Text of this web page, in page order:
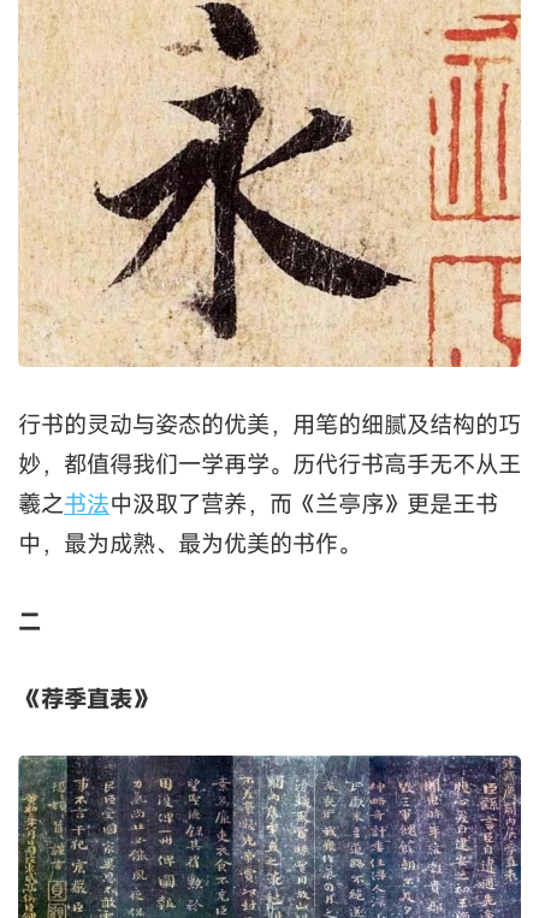
行书的灵动与姿态的优美，用笔的细腻及结构的巧
妙，都值得我们一学再学。历代行书高手无不从王
羲之书法中汲取了营养，而《兰亭序》更是王书
中，最为成熟、最为优美的书作。
二
《荐季直表》